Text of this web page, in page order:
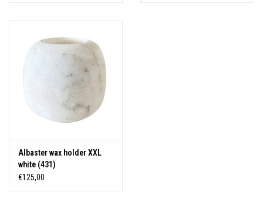
Albaster wax holder XXL
white (431)
€125,00